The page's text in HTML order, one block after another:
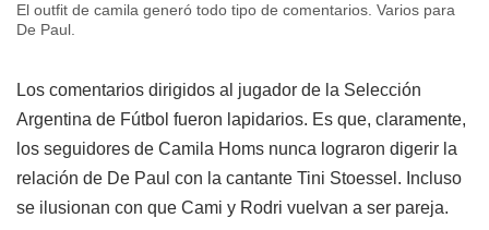
El outfit de camila generó todo tipo de comentarios. Varios para
De Paul.
Los comentarios dirigidos al jugador de la Selección
Argentina de Fútbol fueron lapidarios. Es que, claramente,
los seguidores de Camila Homs nunca lograron digerir la
relación de De Paul con la cantante Tini Stoessel. Incluso
se ilusionan con que Cami y Rodri vuelvan a ser pareja.